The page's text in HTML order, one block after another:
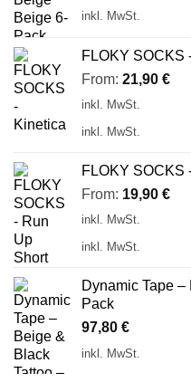
inkl. MwSt.
FLOKY SOCKS
From: 21,90 €
inkl. MwSt.
inkl. MwSt.
FLOKY SOCKS
From: 19,90 €
inkl. MwSt.
inkl. MwSt.
Dynamic Tape
Pack
97,80 €
inkl. MwSt.